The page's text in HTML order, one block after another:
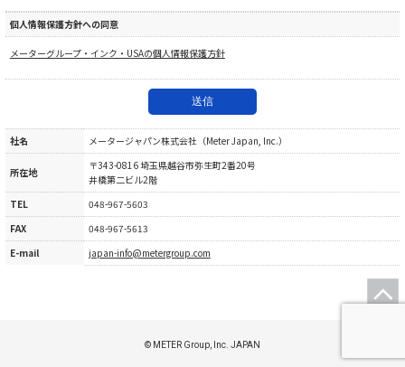
個人情報保護方針への同意
メーターグループ・インク・USAの個人情報保護方針
社名 メータージャパン株式会社（Meter Japan, Inc.）
所在地
〒343-0816 埼玉県越谷市弥生町2番20号
井橋第二ビル2階
TEL
048-967-5603
FAX
048-967-5613
E-mail
japan-info@metergroup.com
© METER Group, Inc. JAPAN